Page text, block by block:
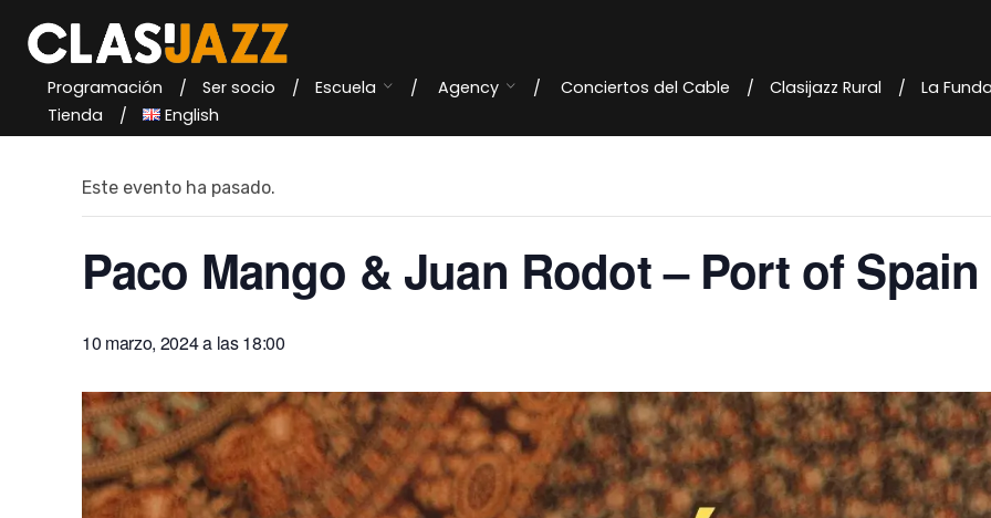
content
Programación Ser socio Escuela Agency Conciertos del Cable Clasijazz Rural La
Tienda
English
« Todos los Eventos
Este evento ha pasado.
Paco Mango & Juan Rodot – Port of Spain
10 marzo, 2024 a las 18:00